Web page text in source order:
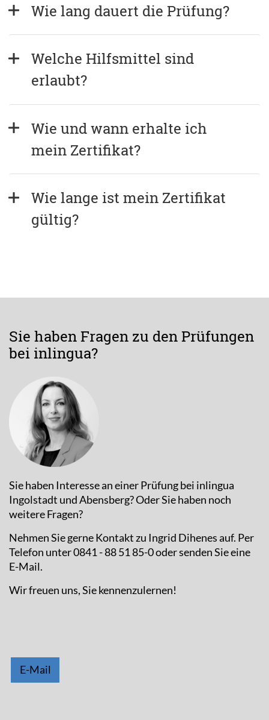
Wie lang dauert die Prüfung?
Welche Hilfsmittel sind
erlaubt?
Wie und wann erhalte ich
mein Zertifikat?
Wie lange ist mein Zertifikat
gültig?
Sie haben Fragen zu den Prüfungen
bei inlingua?
Sie haben Interesse an einer Prüfung bei inlingua
Ingolstadt und Abensberg? Oder Sie haben noch
weitere Fragen?
Nehmen Sie gerne Kontakt zu Ingrid Dihenes auf. Per
Telefon unter 0841 - 88 51 85-0 oder senden Sie eine
E-Mail.
Wir freuen uns, Sie kennenzulernen!
E-Mail